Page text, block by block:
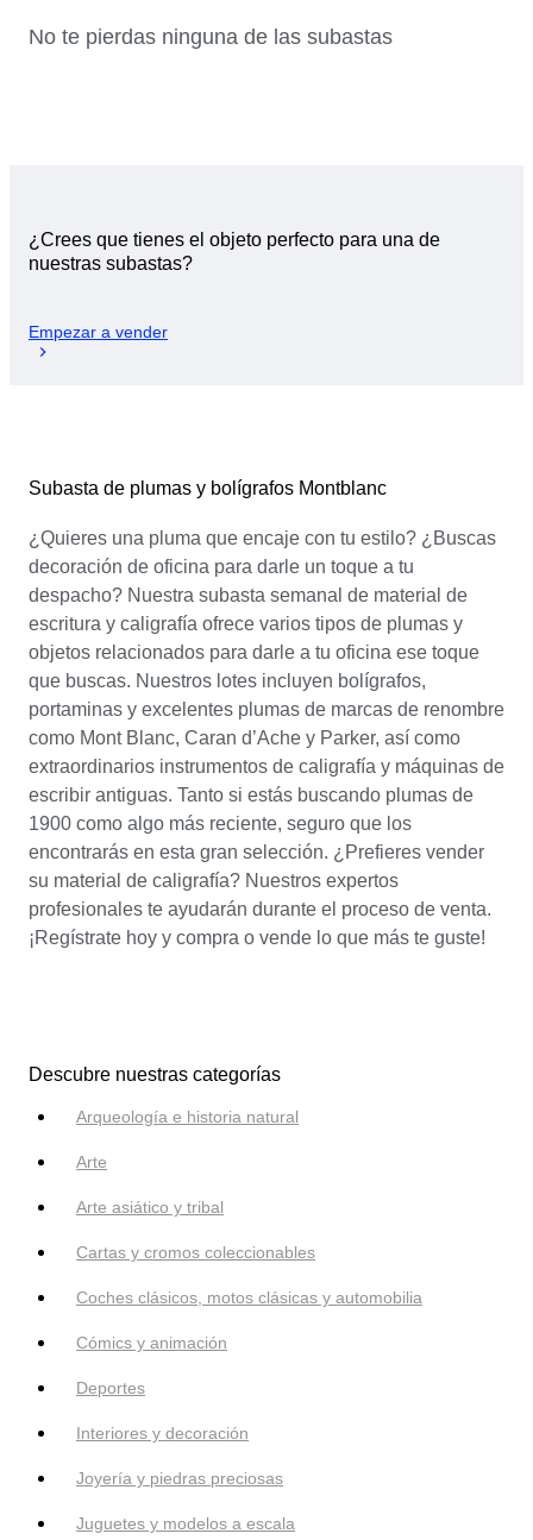
No te pierdas ninguna de las subastas
¿Crees que tienes el objeto perfecto para una de
nuestras subastas?
Empezar a vender
Subasta de plumas y bolígrafos Montblanc
¿Quieres una pluma que encaje con tu estilo? ¿Buscas
decoración de oficina para darle un toque a tu
despacho? Nuestra subasta semanal de material de
escritura y caligrafía ofrece varios tipos de plumas y
objetos relacionados para darle a tu oficina ese toque
que buscas. Nuestros lotes incluyen bolígrafos,
portaminas y excelentes plumas de marcas de renombre
como Mont Blanc, Caran d’Ache y Parker, así como
extraordinarios instrumentos de caligrafía y máquinas de
escribir antiguas. Tanto si estás buscando plumas de
1900 como algo más reciente, seguro que los
encontrarás en esta gran selección. ¿Prefieres vender
su material de caligrafía? Nuestros expertos
profesionales te ayudarán durante el proceso de venta.
¡Regístrate hoy y compra o vende lo que más te guste!
Descubre nuestras categorías
Arqueología e historia natural
Arte
Arte asiático y tribal
Cartas y cromos coleccionables
Coches clásicos, motos clásicas y automobilia
Cómics y animación
Deportes
Interiores y decoración
Joyería y piedras preciosas
Juguetes y modelos a escala